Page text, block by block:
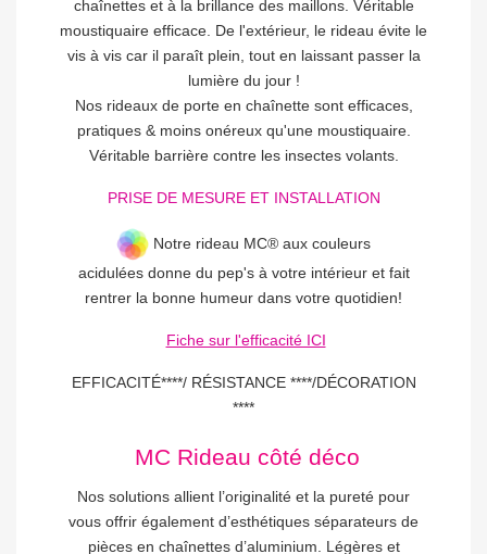
chaînettes et à la brillance des maillons. Véritable
moustiquaire efficace. De l'extérieur, le rideau évite le
vis à vis car il paraît plein, tout en laissant passer la
lumière du jour !
Nos rideaux de porte en chaînette sont efficaces,
pratiques & moins onéreux qu'une moustiquaire.
Véritable barrière contre les insectes volants.
PRISE DE MESURE ET INSTALLATION
Notre rideau MC® aux couleurs
acidulées donne du pep's à votre intérieur et fait
rentrer la bonne humeur dans votre quotidien!
Fiche sur l'efficacité ICI
EFFICACITÉ****/ RÉSISTANCE ****/DÉCORATION
****
MC Rideau côté déco
Nos solutions allient l’originalité et la pureté pour
vous offrir également d’esthétiques séparateurs de
pièces en chaînettes d’aluminium. Légères et